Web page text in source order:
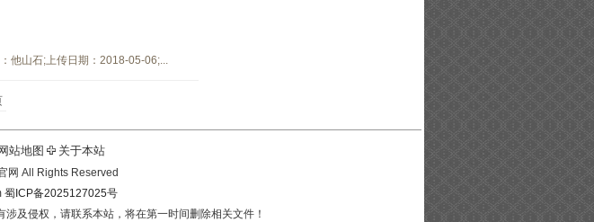
他山石;上传日期：2018-05-06;...
网站地图 关于本站
网 All Rights Reserved
蜀ICP备2025127025号
及侵权，请联系本站，将在第一时间删除相关文件！